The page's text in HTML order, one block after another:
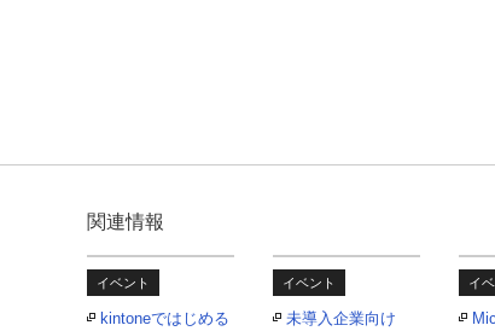
関連情報
イベント
kintoneではじめる
イベント
未導入企業向け
イ